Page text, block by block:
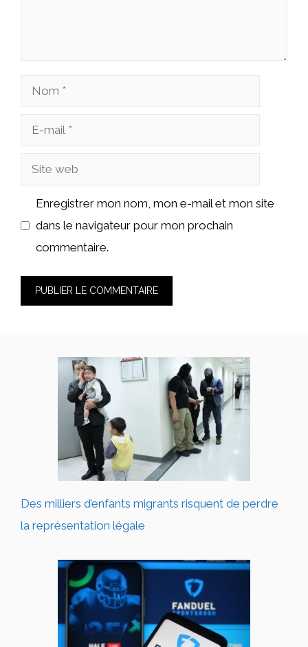
Nom
Site
Enregistrer mon nom, mon e-mail et mon site
dans le navigateur pour mon prochain
commentaire.
Des milliers d’enfants migrants risquent de perdre
la représentation légale